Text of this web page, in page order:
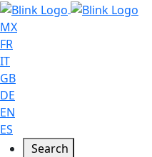
MX
FR
IT
GB
DE
EN
ES
Search